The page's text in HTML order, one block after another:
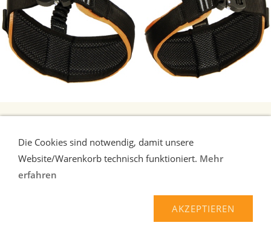
Equip Lock Belt - universeller und leichter Klettergurt auch für Arbeit
Die Cookies sind notwendig, damit unsere
Website/Warenkorb technisch funktioniert. Mehr
erfahren
AKZEPTIEREN